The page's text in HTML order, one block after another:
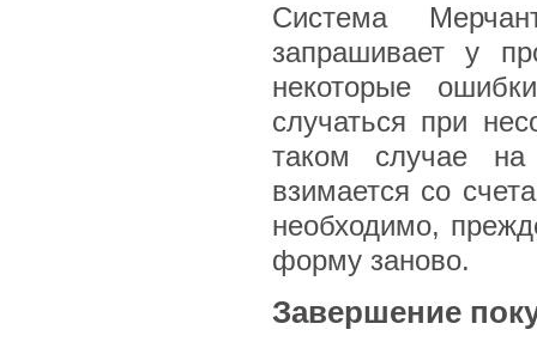
Система
запрашивает у
некоторые
случаться при
таком случае
взимается со
необходимо,
форму заново.
Завершение